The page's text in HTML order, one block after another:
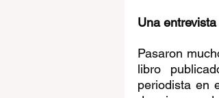
Una
Pasaron
libro
periodista en